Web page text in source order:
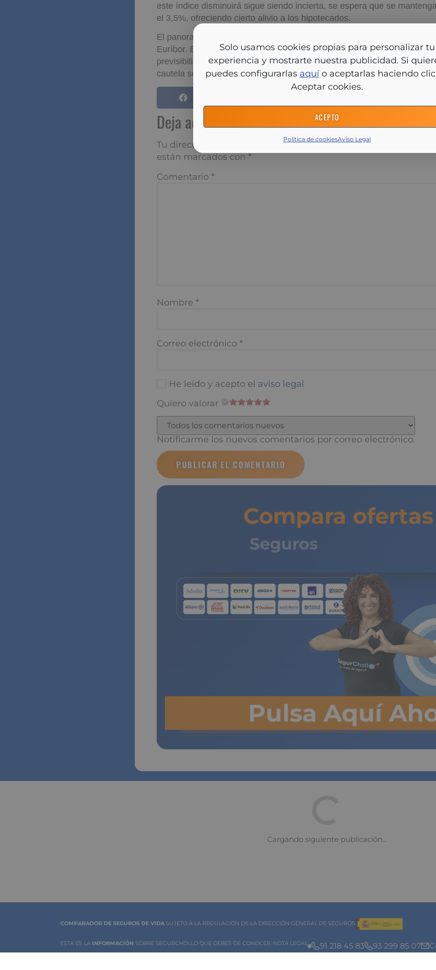
Solo usamos cookies propias para personalizar tu
y mostrarte nuestra publicidad. Si quieres, puedes
aquío aceptarlas haciendo clic en Aceptar cookies.
este índice disminuirá sigue siendo incierta, se espera que se
el 3,5%, ofreciendo cierto alivio a los hipotecados.
El panorama para los hipotecados en España parece mejorar con la
Euríbor. Este cambio representa un respiro importante, ofreciendo
previsibilidad en el sector de las hipotecas variables. Sin embargo, se
cautela sobre el ritmo de recuperación económica y las futuras
Deja aquí tu comentario pregunta o
Tu dirección de correo electrónico no será publicada. Los campos
marcados con*
Comentario*
Nombre*
Correo electrónico*
He leído y acepto elaviso legal
Quiero valorar
Notificarme los nuevos comentarios por correo electrónico.
Compara ofertas
Seguros
Pulsa Aquí
Bancos que Facilitan la Compra